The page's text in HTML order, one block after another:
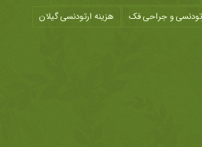
و جراحی فک
هزینه ارتودنسی گیلان